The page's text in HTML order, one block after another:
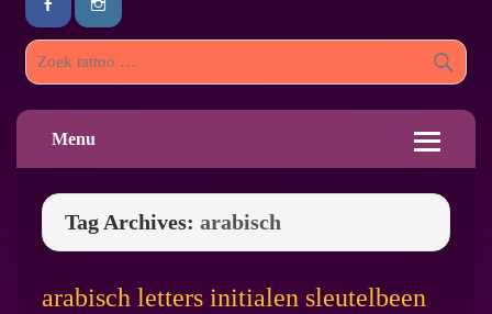
Menu
Tag Archives: arabisch
arabisch letters initialen sleutelbeen